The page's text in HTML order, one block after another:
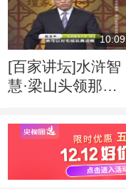
10:09
[百家讲坛]水浒智
慧·梁山头领那些
的心理调节